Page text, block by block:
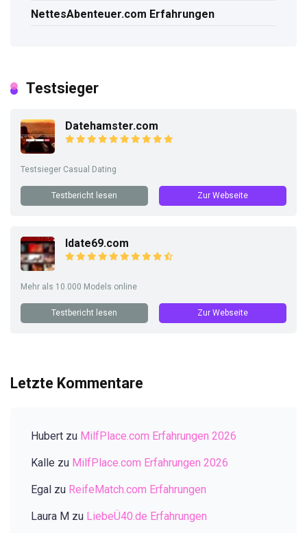
NettesAbenteuer.com Erfahrungen
Testsieger
Datehamster.com
Testsieger Casual Dating
Testbericht lesen Zur Webseite
Idate69.com
Mehr als 10.000 Models online
Testbericht lesen Zur Webseite
Letzte Kommentare
Hubert zu MilfPlace.com Erfahrungen 2026
Kalle zu MilfPlace.com Erfahrungen 2026
Egal zu ReifeMatch.com Erfahrungen
Laura M zu LiebeÜ40.de Erfahrungen